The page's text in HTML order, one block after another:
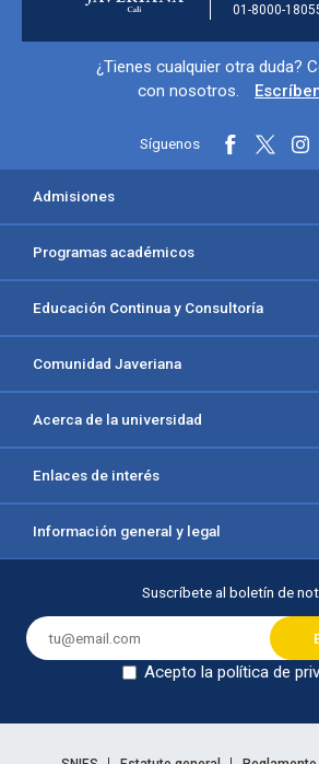
01-8000-
Información y
¿Tienes cualquier otra duda?
con nosotros.
Síguenos
Menú principal del footer
Admisiones
Programas académicos
Educación Continua y Consultoría
Comunidad Javeriana
Acerca de la universidad
Enlaces de interés
Información general y legal
Suscríbete al boletín de
Acepto la política de